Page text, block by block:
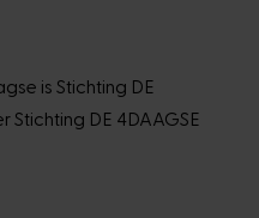
is Stichting DE
Stichting DE 4DAAGSE